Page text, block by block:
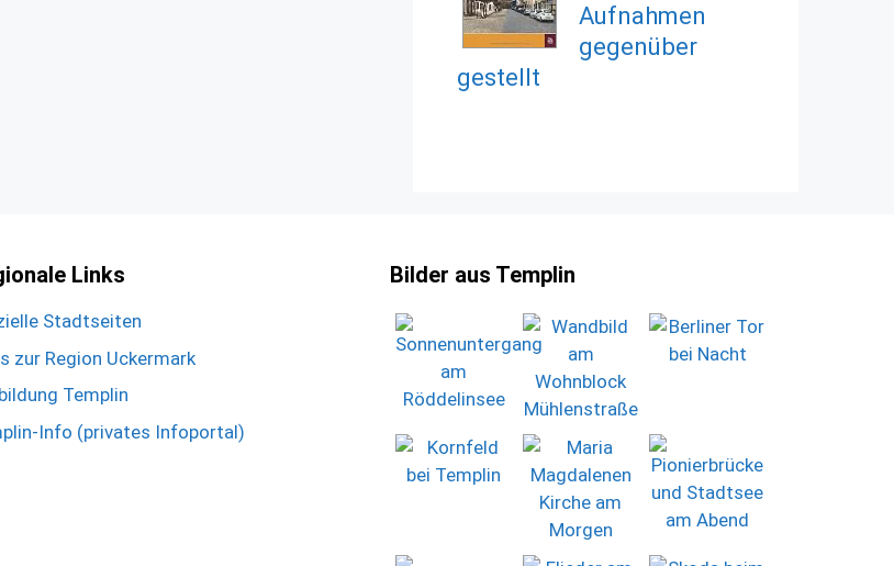
Aufnahmen
gegenüber
gestellt
Links
Stadtseiten
zur Region Uckermark
Templin
Info (privates Infoportal)
Bilder aus Templin